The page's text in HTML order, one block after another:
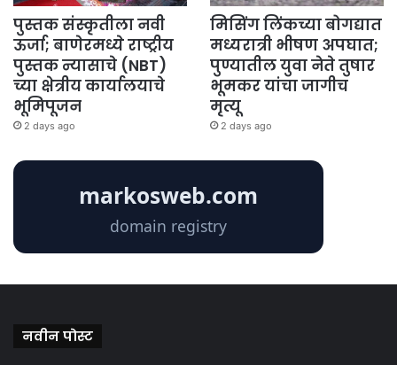
पुस्तक संस्कृतीला नवी
ऊर्जा; बाणेरमध्ये राष्ट्रीय
पुस्तक न्यासाचे (NBT)
च्या क्षेत्रीय कार्यालयाचे
भूमिपूजन
2 days ago
मिसिंग लिंकच्या बोगद्यात
मध्यरात्री भीषण अपघात;
पुण्यातील युवा नेते तुषार
भूमकर यांचा जागीच
मृत्यू
2 days ago
नवीन पोस्ट